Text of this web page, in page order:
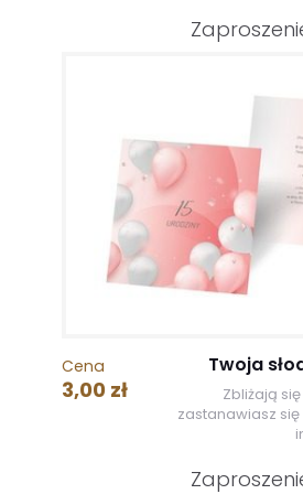
Cena
3,00 zł
Twoja
Zbliżają
zastanawiasz